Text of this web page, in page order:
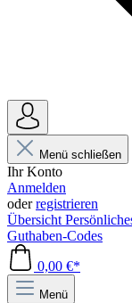
Menü schließen
Ihr Konto
Anmelden
oderregistrieren
Übersicht
Guthaben-Codes
0,00 €*
Menü